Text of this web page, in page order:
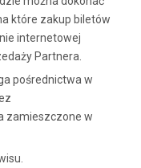
które zakup biletów
internetowej
Partnera.
pośrednictwa w
zamieszczone w